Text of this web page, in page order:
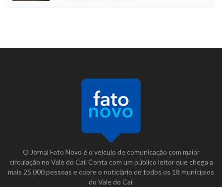
O Jornal Fato Novo é o veículo de comunicação com maior
circulação no Vale do Caí. Conta com um público leitor que chega a
mais 25.000 pessoas e cobre o noticiário de todos os 18 municípios
do Vale do Caí.